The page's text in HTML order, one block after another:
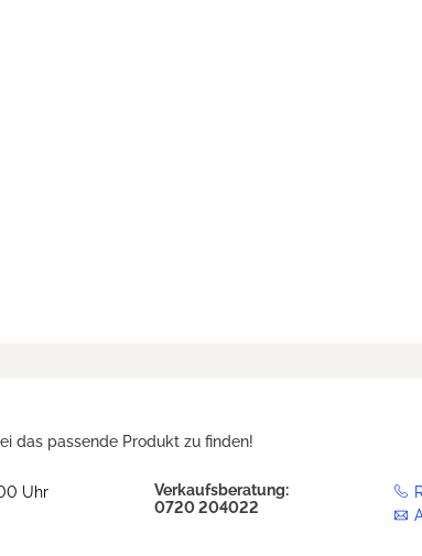
das passende Produkt zu finden!
Uhr
Verkaufsberatung:
0720 204022